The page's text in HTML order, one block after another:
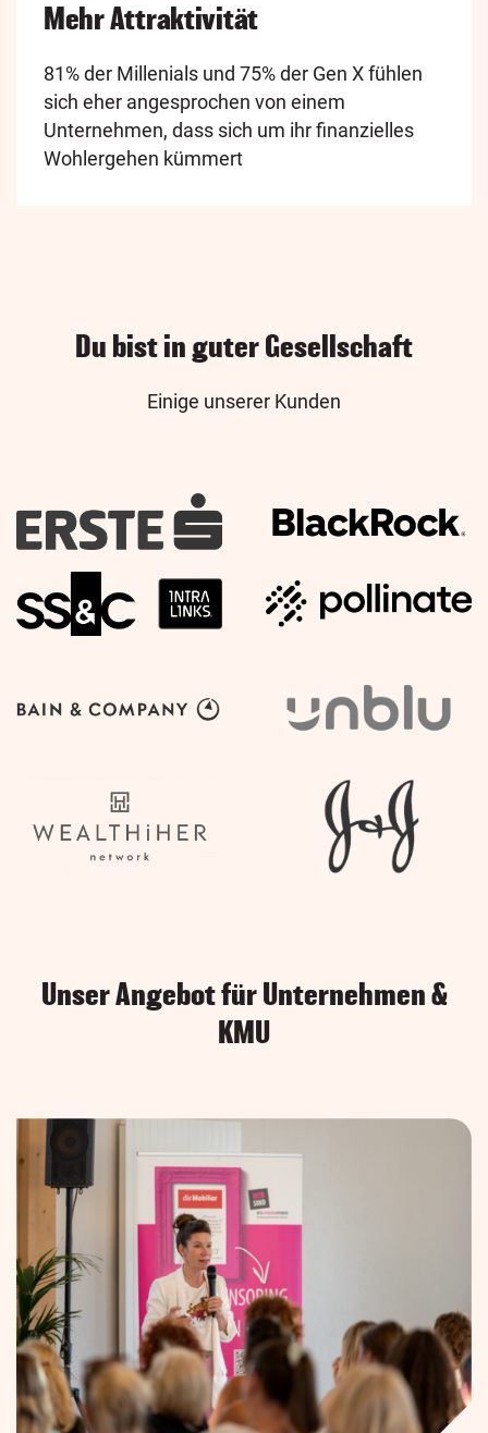
Mehr Attraktivität
81% der Millenials und 75% der Gen X fühlen
sich eher angesprochen von einem
Unternehmen, dass sich um ihr finanzielles
Wohlergehen kümmert
Du bist in guter Gesellschaft
Einige unserer Kunden
Unser Angebot für Unternehmen &
KMU